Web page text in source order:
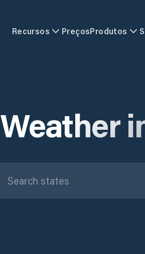
Recursos PreçosProdutos
Weather